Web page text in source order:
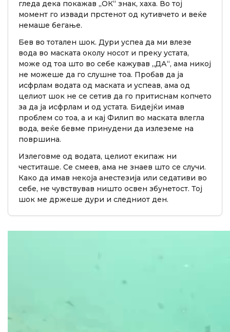
гледа дека покажав „ОК“ знак, хаха. Во тој
момент го извади прстенот од кутивчето и веќе
немаше бегање.
Бев во тотален шок. Дури успеа да ми влезе
вода во маската околу носот и преку устата,
може од тоа што во себе кажував „ДА“, ама никој
не можеше да го слушне тоа. Пробав да ја
исфрлам водата од маската и успеав, ама од
целиот шок не се сетив да го притиснам копчето
за да ја исфрлам и од устата. Бидејќи имав
проблем со тоа, а и кај Филип во маската влегла
вода, веќе бевме принудени да излеземе на
површина.
Излеговме од водата, целиот екипаж ни
честиташе. Се смеев, ама не знаев што се случи.
Како да имав некоја анестезија или седативи во
себе, не чувствував ништо освен збунетост. Тој
шок ме држеше дури и следниот ден.